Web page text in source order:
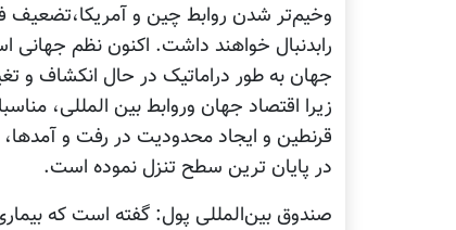
وخیم‌تر شدن روابط چین و آمریکا،تضعیف
رابدنبال خواهند داشت. اکنون نظم جهانی
جهان به طور دراماتیک در حال انکشاف و
زیرا اقتصاد جهان وروابط بین المللی،
قرنطین و ایجاد محدودیت در رفت و آمدها،
در پایان ترین سطح تنزل نموده است.